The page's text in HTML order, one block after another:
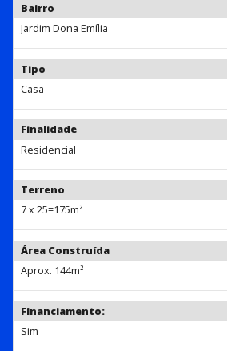
Bairro
Jardim Dona Emília
Tipo
Casa
Finalidade
Residencial
Terreno
7 x 25=175m²
Área Construída
Aprox. 144m²
Financiamento:
Sim